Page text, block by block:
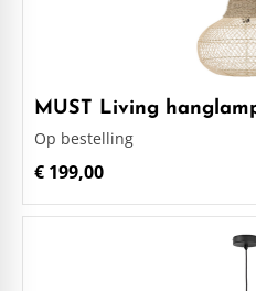
MUST Living
Op bestelling
€ 199,00